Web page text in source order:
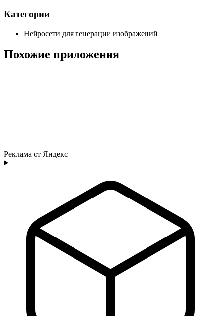
Категории
Нейросети для генерации изображений
Похожие приложения
Реклама от Яндекс